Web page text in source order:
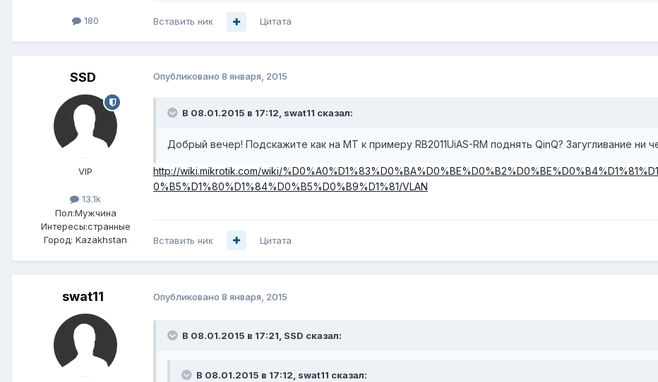
180 Вставить ник Цитата
SSD
VIP
13.1k
Пол:Мужчина
Интересы:странные
Город: Kazakhstan
Опубликовано 8 января, 2015
В 08.01.2015 в 17:12, swat11 сказал:
Добрый вечер! Подскажите как на MT к примеру RB2011UiAS-RM поднять QinQ? Загугливание ни
http://wiki.mikrotik.com/wiki/
0%B5%D1%80%D1%84%D0%B5%D0%B9%D1%81/VLAN
Вставить ник Цитата
swat11 Опубликовано 8 января, 2015
В 08.01.2015 в 17:21, SSD сказал:
В 08.01.2015 в 17:12, swat11 сказал: